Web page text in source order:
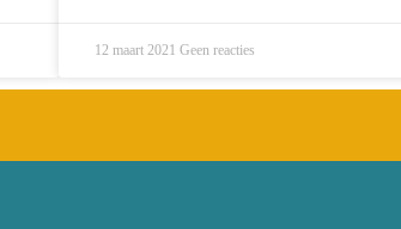
12 maart 2021Geen reacties